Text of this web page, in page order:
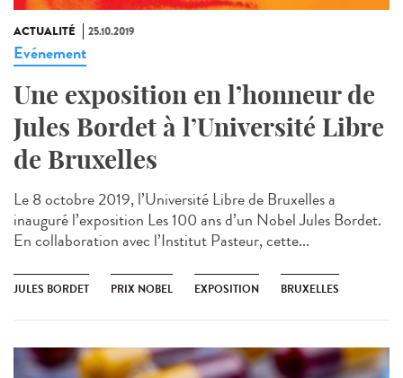
ACTUALITÉ 25.10.2019
Evénement
Une exposition en l’honneur de
Jules Bordet à l’Université Libre
de Bruxelles
Le 8 octobre 2019, l’Université Libre de Bruxelles a
inauguré l’exposition Les 100 ans d’un Nobel Jules Bordet.
En collaboration avec l’Institut Pasteur, cette...
JULES BORDET PRIX NOBEL EXPOSITION BRUXELLES